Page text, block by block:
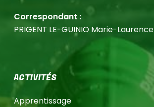
Correspondant :
PRIGENT LE-GUINIO Marie-Laurence
ACTIVITÉS
Apprentissage